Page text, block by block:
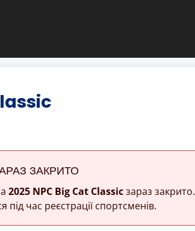
ЗАКРИТО
2025 NPC Big Cat Classicзараз закрито.
час реєстрації спортсменів.